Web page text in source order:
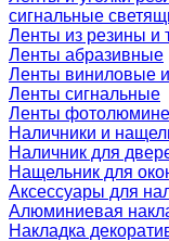
сигнальные
Ленты из резины и
Ленты абразивные
Ленты виниловые
Ленты сигнальные
Ленты
Наличники и
Наличник для
Нащельник для
Аксессуары для
Алюминиевая
Накладка